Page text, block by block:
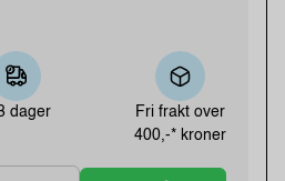
dager
Fri frakt over
400,-* kroner